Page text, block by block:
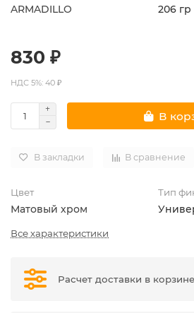
ARMADILLO 206 гр
830 ₽
НДС 5%: 40 ₽
В
В закладки В сравнение
Цвет
Матовый хром
Тип
Все характеристики
Расчет доставки в корзине